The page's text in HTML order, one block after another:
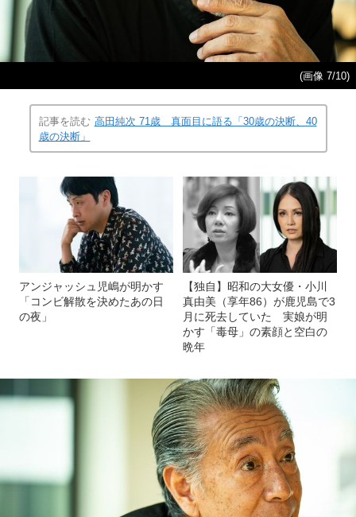
(画像 7/10)
記事を読む 高田純次 71歳 真面目に語る「30歳の決断、40
歳の決断」
アンジャッシュ児嶋が明かす
「コンビ解散を決めたあの日
の夜」
【独自】昭和の大女優・小川
真由美（享年86）が鹿児島で3
月に死去していた 実娘が明
かす「毒母」の素顔と空白の
晩年